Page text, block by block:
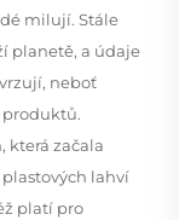
milují. Stále
planetě, a údaje
neboť
která začala
lahví
platí pro